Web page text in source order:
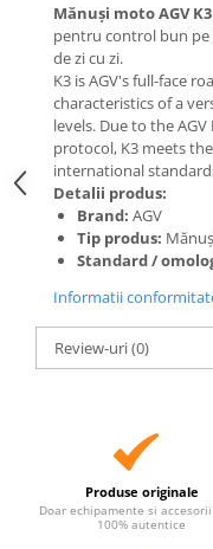
Mănuși moto AGV
pentru control bun
de zi cu zi.
K3 is AGV's full-face
characteristics of a
levels. Due to the
protocol, K3 meets
international
Detalii produs:
Brand: AGV
Tip produs:
Standard /
Informatii
Review-uri(0)
Produse originale
Doar echipamente si
100% autentice